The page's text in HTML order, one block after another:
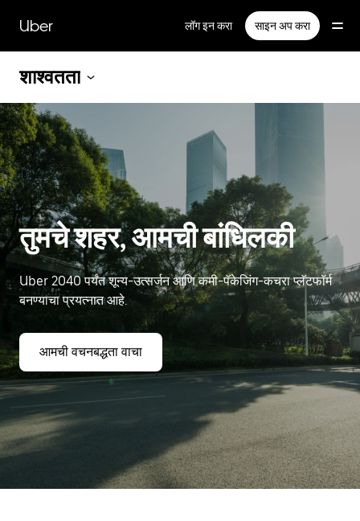
सामग्रीवरUber लॉग इन करा साइन अप करा
शाश्वतता
तुमचे शहर, आमची बांधिलकी
Uber 2040 पर्यंत शून्य-उत्सर्जन आणि कमी-पॅकेजिंग-कचरा प्लॅटफॉर्म
बनण्याचा प्रयत्नात आहे.
आमची वचनबद्धता वाचा